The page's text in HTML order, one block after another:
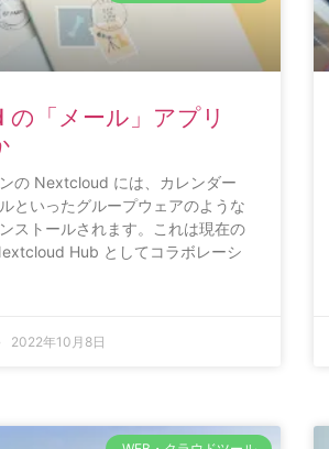
「メール」アプリ
の Nextcloud には、カレンダー
といったグループウェアのような
ストールされます。これは現在の
Hub としてコラボレーシ
2022年10月8日